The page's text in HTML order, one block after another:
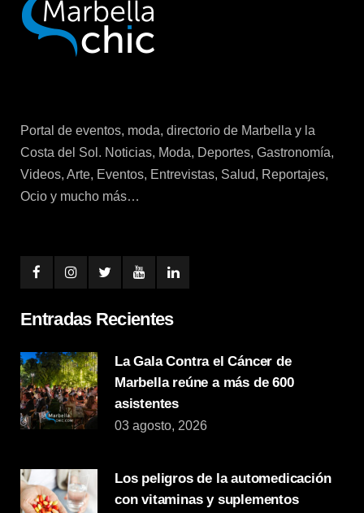
Portal de eventos, moda, directorio de Marbella y la
Costa del Sol. Noticias, Moda, Deportes, Gastronomía,
Videos, Arte, Eventos, Entrevistas, Salud, Reportajes,
Ocio y mucho más…
Entradas Recientes
La Gala Contra el Cáncer de
Marbella reúne a más de 600
asistentes
03 agosto, 2026
Los peligros de la automedicación
con vitaminas y suplementos